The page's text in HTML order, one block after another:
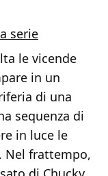
serie
le vicende
in un
di una
sequenza di
in luce le
Nel frattempo,